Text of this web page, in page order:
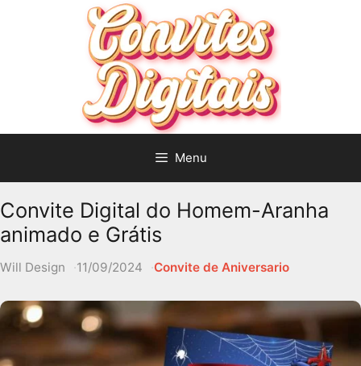
Menu
Convite Digital do Homem-Aranha
animado e Grátis
Will Design 11/09/2024 Convite de Aniversario